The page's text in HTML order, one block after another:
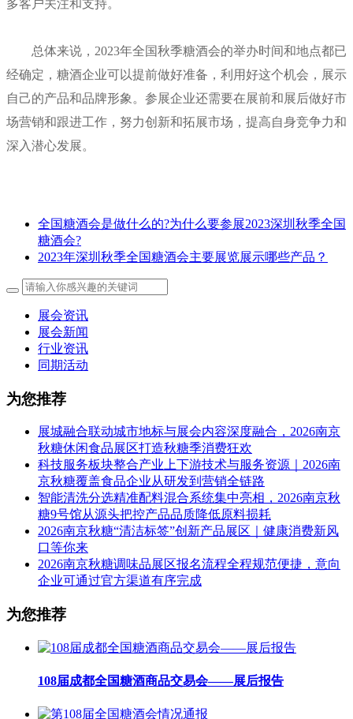
多客户关注和支持。
总体来说，2023年全国秋季糖酒会的举办时间和地点都已
经确定，糖酒企业可以提前做好准备，利用好这个机会，展示
自己的产品和品牌形象。参展企业还需要在展前和展后做好市
场营销和跟进工作，努力创新和拓展市场，提高自身竞争力和
深入潜心发展。
全国糖酒会是做什么的?为什么要参展2023深圳秋季全国
糖酒会?
2023年深圳秋季全国糖酒会主要展览展示哪些产品？
展会资讯
展会新闻
行业资讯
同期活动
为您推荐
展城融合联动城市地标与展会内容深度融合，2026南京
秋糖休闲食品展区打造秋糖季消费狂欢
科技服务板块整合产业上下游技术与服务资源｜2026南
京秋糖覆盖食品企业从研发到营销全链路
智能清洗分选精准配料混合系统集中亮相，2026南京秋
糖9号馆从源头把控产品品质降低原料损耗
2026南京秋糖“清洁标签”创新产品展区｜健康消费新风
口等你来
2026南京秋糖调味品展区报名流程全程规范便捷，意向
企业可通过官方渠道有序完成
为您推荐
108届成都全国糖酒商品交易会——展后报告